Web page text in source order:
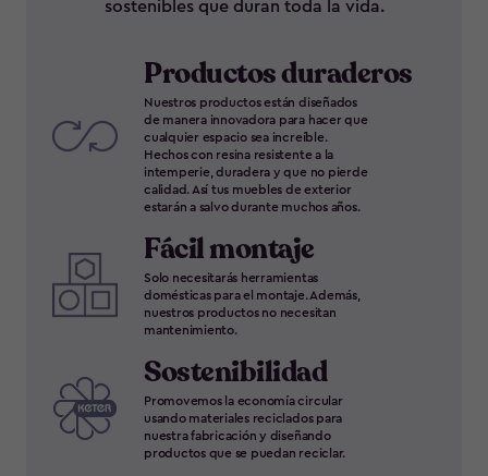
sostenibles que duran toda la vida.
Productos duraderos
Nuestros productos están diseñados
de manera innovadora para hacer que
cualquier espacio sea increíble.
Hechos con resina resistente a la
intemperie, duradera y que no pierde
calidad. Así tus muebles de exterior
estarán a salvo durante muchos años.
Fácil montaje
Solo necesitarás herramientas
domésticas para el montaje. Además,
nuestros productos no necesitan
mantenimiento.
Sostenibilidad
Promovemos la economía circular
usando materiales reciclados para
nuestra fabricación y diseñando
productos que se puedan reciclar.